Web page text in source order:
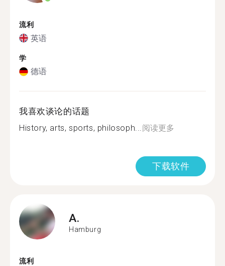
流利
英语
学
德语
我喜欢谈论的话题
History, arts, sports, philosoph...阅读更多
下载软件
A.
Hamburg
流利